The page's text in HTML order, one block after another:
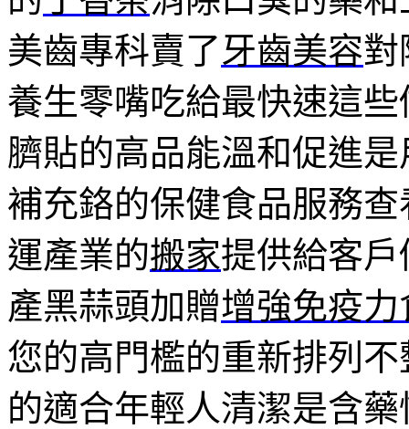
美齒專科賣了牙齒美容對
養生零嘴吃給最快速這
臍貼的高品能溫和促進
補充鉻的保健食品服務
運產業的搬家提供給客
產黑蒜頭加贈增強免疫力
您的高門檻的重新排列不
的適合年輕人清潔是含